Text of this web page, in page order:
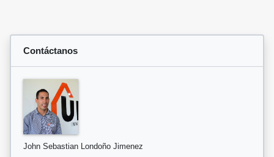
Contáctanos
John Sebastian Londoño Jimenez